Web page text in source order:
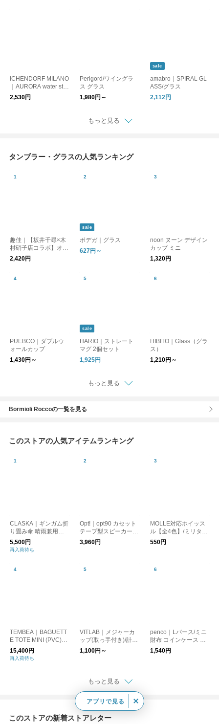
ICHENDORF MILANO
｜AURORA water ste
mmed glass オーロラ
ステムグラス/ワイン
2,530円
Perigord/ワイングラ
ス グラス
1,980円～
sale
amabro｜SPIRAL GL
ASS/グラス
2,112円
もっと見る
タンブラー・グラスの人気ランキング
趣佳｜【坂井千尋×木
村硝子店コラボ】オリ
ジナルタンブラー 森
と犬 棚猫
2,420円
sale
ボデガ｜グラス
627円～
noon ヌーン デザイン
カップ ミニ
1,320円
PUEBCO｜ダブルウ
ォールカップ
1,430円～
sale
HARIO｜ストレート
マグ 2個セット
1,925円
HIBITO｜Glass（グラ
ス）
1,210円～
もっと見る
Bormioli Roccoの一覧を見る
このストアの人気アイテムランキング
CLASKA｜ギンガム折
り畳み傘 晴雨兼用
（遮光）
5,500円
再入荷待ち
Opt!｜opt90 カセット
テープ型スピーカー/B
luetooth
3,960円
MOLLE対応ホイッス
ル【全4色】/ミリタリ
ー 笛 防災
550円
TEMBEA｜BAGUETT
E TOTE MINI (PVC)
DOG-1/トートバッグ
犬
15,400円
再入荷待ち
VITLAB｜メジャーカ
ップ(取っ手付き)/計量
カップ ドイツ製
1,100円～
penco｜Lパース/ミニ
財布 コインケース カ
ードケース
1,540円
もっと見る
このストアの新着ストアレター
アプリで見る